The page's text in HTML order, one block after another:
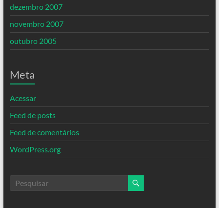
dezembro 2007
novembro 2007
outubro 2005
Meta
Acessar
Feed de posts
Feed de comentários
WordPress.org